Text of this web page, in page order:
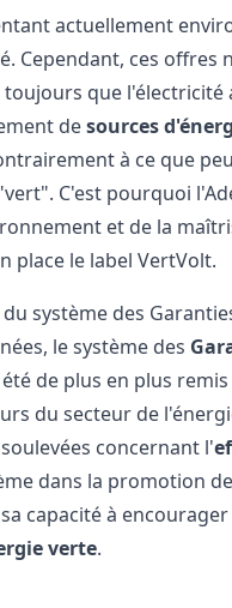
actuellement
Cependant, ces offres
que l'électricité
desources
à ce que
C'est pourquoi
et de la
place le label VertVolt.
du système des
le système des
de plus en plus
du secteur de
concernant l'
dans la promotion
capacité à encourager
verte.